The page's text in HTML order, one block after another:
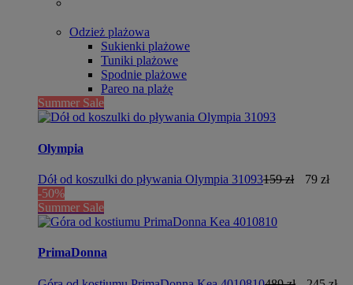
Odzież plażowa
Sukienki plażowe
Tuniki plażowe
Spodnie plażowe
Pareo na plażę
Summer Sale
Olympia
Dół od koszulki do pływania Olympia 31093159 zł
79 zł
-50%
Summer Sale
PrimaDonna